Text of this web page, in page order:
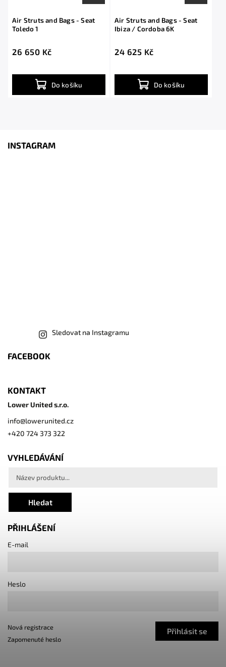
Air Struts and Bags - Seat
Toledo 1
26 650 Kč
Do košíku
Air Struts and Bags - Seat
Ibiza / Cordoba 6K
24 625 Kč
Do košíku
INSTAGRAM
Sledovat na Instagramu
FACEBOOK
KONTAKT
Lower United s.r.o.
info@lowerunited.cz
+420 724 373 322
VYHLEDÁVÁNÍ
Hledat
PŘIHLÁŠENÍ
E-mail
Heslo
Přihlásit se
Nová registrace
Zapomenuté heslo